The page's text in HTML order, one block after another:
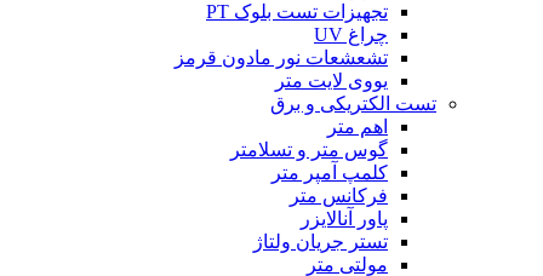
تجهیزات تست بلوک PT
چراغ UV
تشعشعات نور مادون قرمز
یووی لایت متر
تست الکتریکی و برق
اهم متر
گوس متر و تسلامتر
کلمپ آمپر متر
فرکانس متر
پاور آنالایزر
تستر جریان ولتاژ
مولتی متر